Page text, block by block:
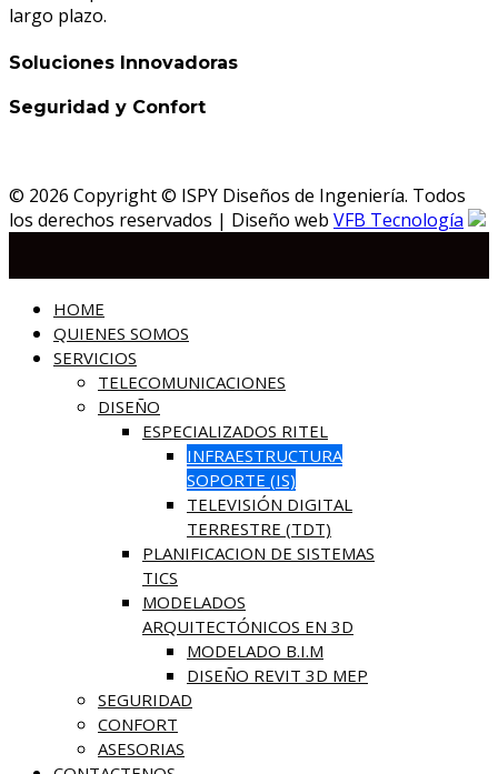
largo plazo.
Soluciones Innovadoras
Seguridad y Confort
© 2026 Copyright © ISPY Diseños de Ingeniería. Todos
los derechos reservados | Diseño web VFB Tecnología
HOME
QUIENES SOMOS
SERVICIOS
TELECOMUNICACIONES
DISEÑO
ESPECIALIZADOS RITEL
INFRAESTRUCTURA
SOPORTE (IS)
TELEVISIÓN DIGITAL
TERRESTRE (TDT)
PLANIFICACION DE SISTEMAS
TICS
MODELADOS
ARQUITECTÓNICOS EN 3D
MODELADO B.I.M
DISEÑO REVIT 3D MEP
SEGURIDAD
CONFORT
ASESORIAS